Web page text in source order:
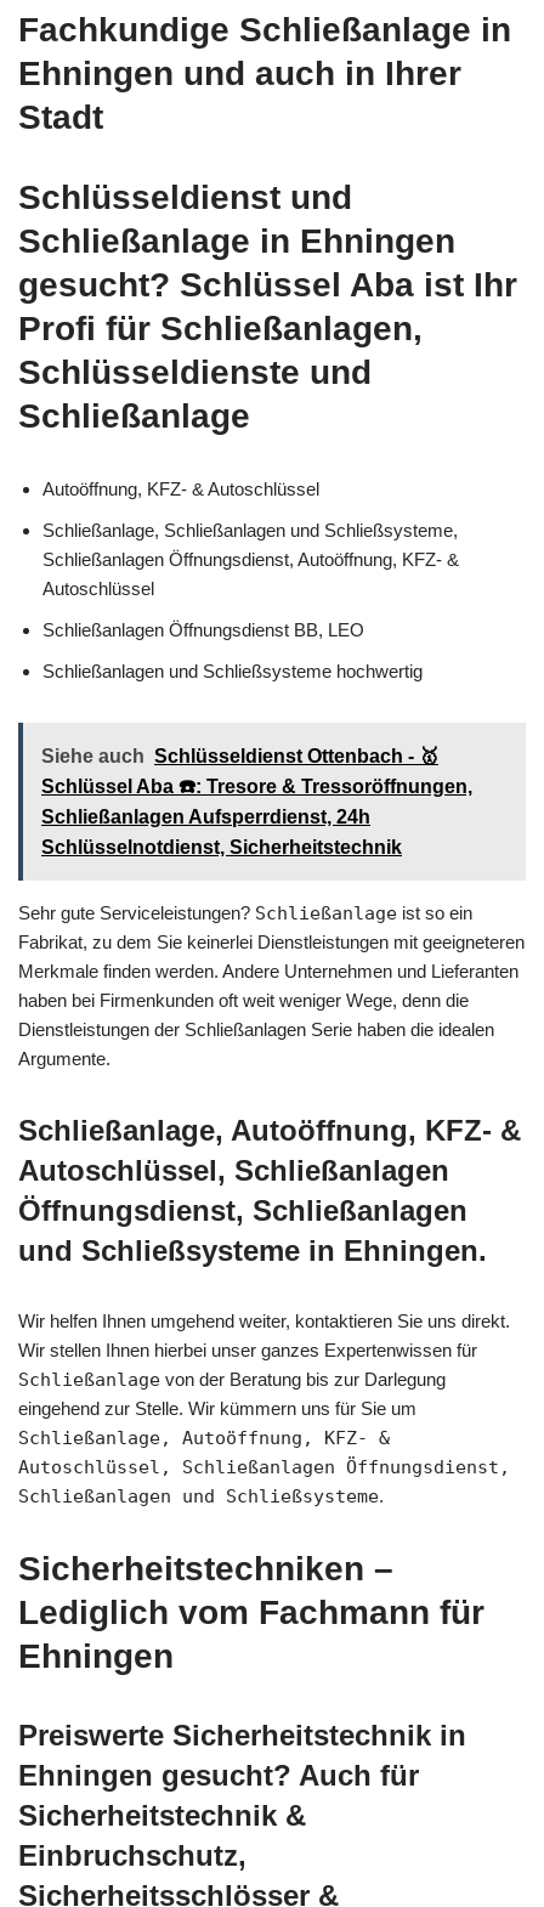
Fachkundige Schließanlage in
Ehningen und auch in Ihrer
Stadt
Schlüsseldienst und
Schließanlage in Ehningen
gesucht? Schlüssel Aba ist Ihr
Profi für Schließanlagen,
Schlüsseldienste und
Schließanlage
Autoöffnung, KFZ- & Autoschlüssel
Schließanlage, Schließanlagen und Schließsysteme,
Schließanlagen Öffnungsdienst, Autoöffnung, KFZ- &
Autoschlüssel
Schließanlagen Öffnungsdienst BB, LEO
Schließanlagen und Schließsysteme hochwertig
Siehe auch Schlüsseldienst Ottenbach - 🥇
Schlüssel Aba ☎️: Tresore & Tressoröffnungen,
Schließanlagen Aufsperrdienst, 24h
Schlüsselnotdienst, Sicherheitstechnik
Sehr gute Serviceleistungen? Schließanlage ist so ein
Fabrikat, zu dem Sie keinerlei Dienstleistungen mit geeigneteren
Merkmale finden werden. Andere Unternehmen und Lieferanten
haben bei Firmenkunden oft weit weniger Wege, denn die
Dienstleistungen der Schließanlagen Serie haben die idealen
Argumente.
Schließanlage, Autoöffnung, KFZ- &
Autoschlüssel, Schließanlagen
Öffnungsdienst, Schließanlagen
und Schließsysteme in Ehningen.
Wir helfen Ihnen umgehend weiter, kontaktieren Sie uns direkt.
Wir stellen Ihnen hierbei unser ganzes Expertenwissen für
Schließanlage von der Beratung bis zur Darlegung
eingehend zur Stelle. Wir kümmern uns für Sie um
Schließanlage, Autoöffnung, KFZ- &
Autoschlüssel, Schließanlagen Öffnungsdienst,
Schließanlagen und Schließsysteme.
Sicherheitstechniken –
Lediglich vom Fachmann für
Ehningen
Preiswerte Sicherheitstechnik in
Ehningen gesucht? Auch für
Sicherheitstechnik &
Einbruchschutz,
Sicherheitsschlösser &